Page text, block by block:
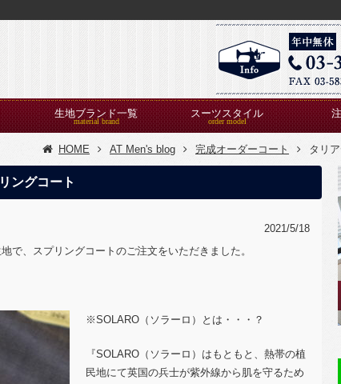
生地ブランド一覧 スーツスタイル
HOME AT Men's blog 完成オーダーコート タリ
ングコート
2021/5/18
で、スプリングコートのご注文をいただきました。
※SOLARO（ソラーロ）とは・・・？
『SOLARO（ソラーロ）はもともと、熱帯の植
民地にて英国の兵士が紫外線から肌を守るため